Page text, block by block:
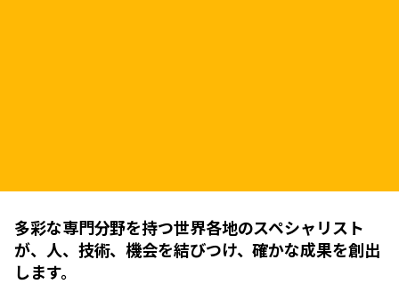
多彩な専門分野を持つ世界各地のスペシャリスト
が、人、技術、機会を結びつけ、確かな成果を創出
します。